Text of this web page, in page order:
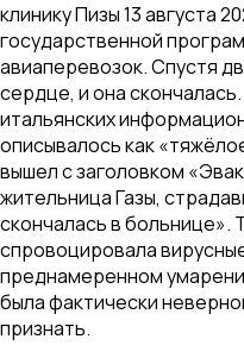
клинику Пизы 13 августа
государственной
авиаперевозок. Спустя
сердце, и она
итальянских
описывалось как
вышел с заголовком
жительница Газы,
скончалась в больнице».
спровоцировала
преднамеренном
была фактически
признать.